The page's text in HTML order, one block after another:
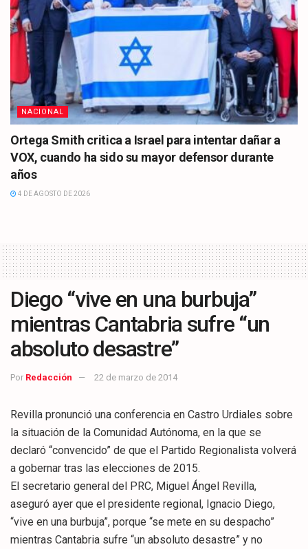
NACIONAL
Ortega Smith critica a Israel para intentar dañar a
VOX, cuando ha sido su mayor defensor durante
años
4 DE AGOSTO DE 2026
Diego “vive en una burbuja”
mientras Cantabria sufre “un
absoluto desastre”
Por Redacción 22 de marzo de 2014
Revilla pronunció una conferencia en Castro Urdiales sobre
la situación de la Comunidad Autónoma, en la que se
declaró “convencido” de que el Partido Regionalista volverá
a gobernar tras las elecciones de 2015.
El secretario general del PRC, Miguel Ángel Revilla,
aseguró ayer que el presidente regional, Ignacio Diego,
“vive en una burbuja”, porque “se mete en su despacho”
mientras Cantabria sufre “un absoluto desastre” y no